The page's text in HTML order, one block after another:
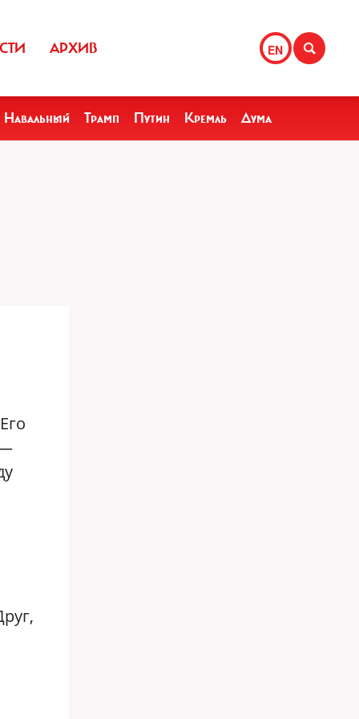
EN
АРХИВ
Навальный Трамп Путин Кремль Дума